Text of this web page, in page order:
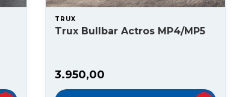
TRUX
Trux Bullbar Actros MP4/MP5
3.950,00